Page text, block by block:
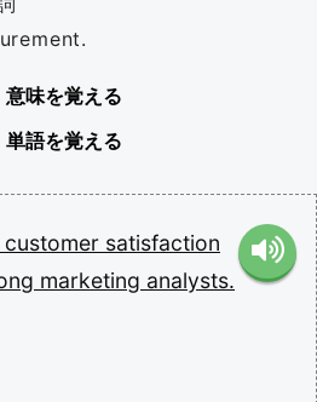
意味を覚える
単語を覚える
customer satisfaction
marketing analysts.